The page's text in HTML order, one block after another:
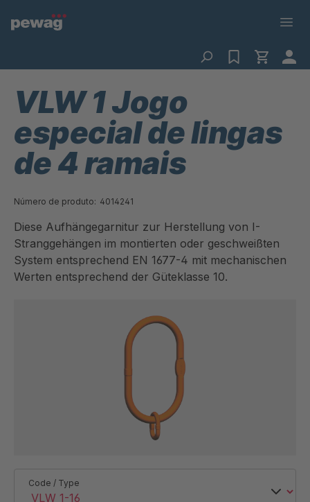
VLW 1 Jogo
especial de lingas
de 4 ramais
Número de produto: 4014241
Diese Aufhängegarnitur zur Herstellung von I-
Stranggehängen im montierten oder geschweißten
System entsprechend EN 1677-4 mit mechanischen
Werten entsprechend der Güteklasse 10.
Code / Type